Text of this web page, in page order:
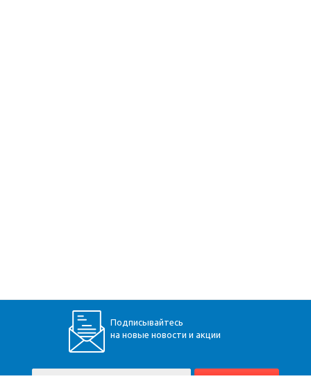
Подписывайтесь
на новые новости и акции